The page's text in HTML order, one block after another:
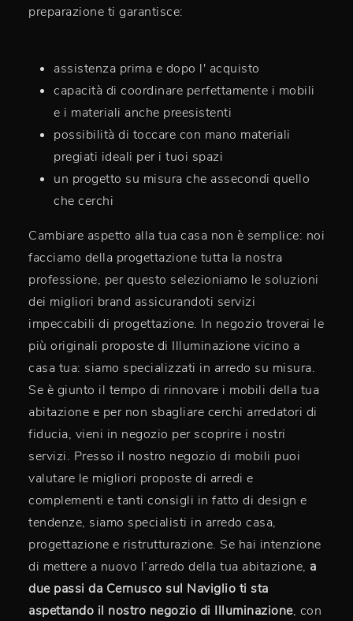
preparazione ti garantisce:
assistenza prima e dopo l' acquisto
capacità di coordinare perfettamente i mobili
e i materiali anche preesistenti
possibilità di toccare con mano materiali
pregiati ideali per i tuoi spazi
un progetto su misura che assecondi quello
che cerchi
Cambiare aspetto alla tua casa non è semplice: noi
facciamo della progettazione tutta la nostra
professione, per questo selezioniamo le soluzioni
dei migliori brand assicurandoti servizi
impeccabili di progettazione. In negozio troverai le
più originali proposte di Illuminazione vicino a
casa tua: siamo specializzati in arredo su misura.
Se è giunto il tempo di rinnovare i mobili della tua
abitazione e per non sbagliare cerchi arredatori di
fiducia, vieni in negozio per scoprire i nostri
servizi. Presso il nostro negozio di mobili puoi
valutare le migliori proposte di arredi e
complementi e tanti consigli in fatto di design e
tendenze, siamo specialisti in arredo casa,
progettazione e ristrutturazione. Se hai intenzione
di mettere a nuovo l’arredo della tua abitazione, a
due passi da Cernusco sul Naviglio ti sta
aspettando il nostro negozio di Illuminazione, con